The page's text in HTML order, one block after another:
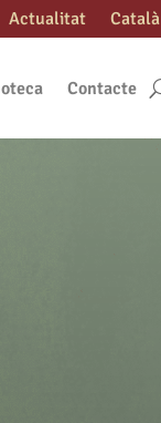
Actualitat Català
Contacte